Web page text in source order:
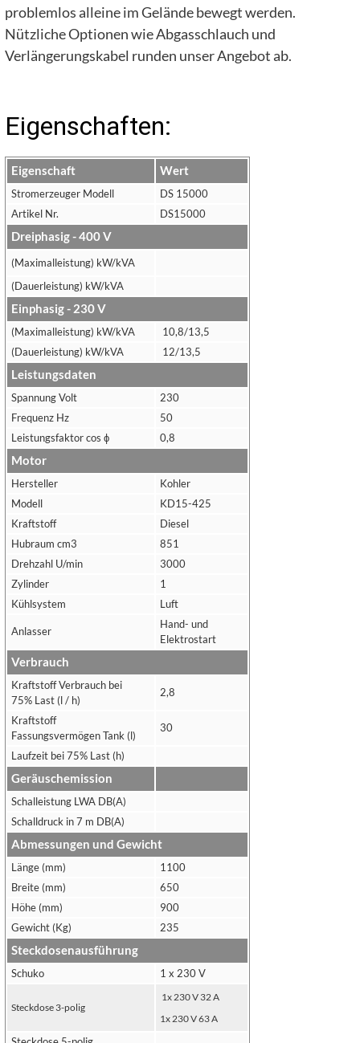
problemlos alleine im Gelände bewegt werden.
Nützliche Optionen wie Abgasschlauch und
Verlängerungskabel runden unser Angebot ab.
Eigenschaften:
Eigenschaft Wert
Stromerzeuger Modell
DS 15000
Artikel Nr.
DS15000
Dreiphasig - 400 V
(Maximalleistung) kW/kVA
(Dauerleistung) kW/kVA
Einphasig - 230 V
(Maximalleistung) kW/kVA
10,8/13,5
(Dauerleistung) kW/kVA
12/13,5
Leistungsdaten
Spannung Volt
230
Frequenz Hz
50
Leistungsfaktor cos ϕ
0,8
Motor
Hersteller
Kohler
Modell
KD15-425
Kraftstoff
Diesel
Hubraum cm3
851
Drehzahl U/min
3000
Zylinder
1
Kühlsystem
Luft
Anlasser
Hand- und
Elektrostart
Verbrauch
Kraftstoff Verbrauch bei
75% Last (l / h)
2,8
Kraftstoff
Fassungsvermögen Tank (l)
30
Laufzeit bei 75% Last (h)
Geräuschemission
Schalleistung LWA DB(A)
Schalldruck in 7 m DB(A)
Abmessungen und Gewicht
Länge (mm)
1100
Breite (mm)
650
Höhe (mm)
900
Gewicht (Kg)
235
Steckdosenausführung
Schuko 1 x 230 V
Steckdose 3-polig
1x 230 V 32 A
1x 230 V 63 A